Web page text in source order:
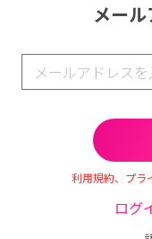
メー
利用規約、プラ
ログ